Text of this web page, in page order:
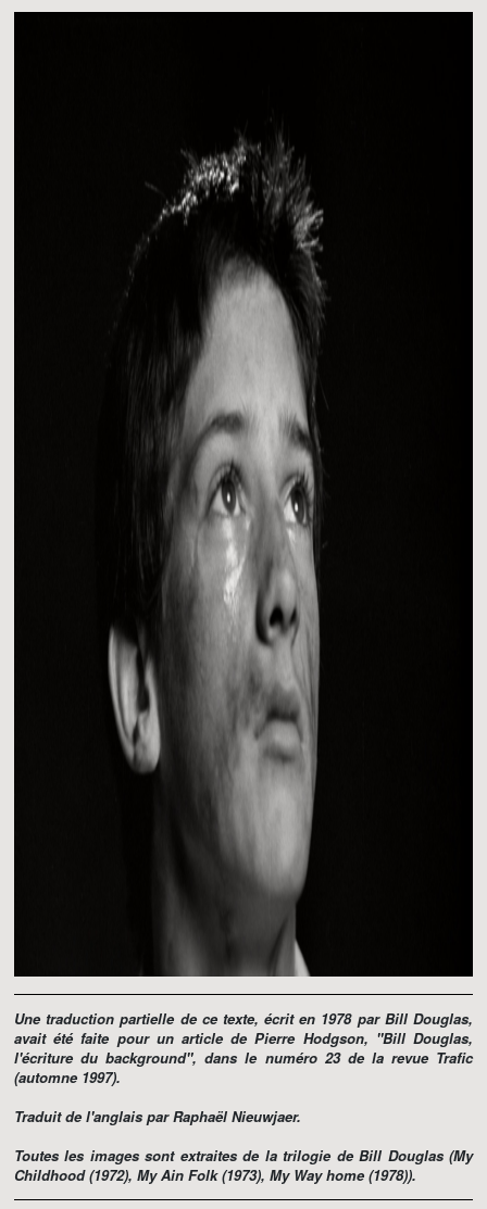
Une traduction partielle de ce texte, écrit en 1978 par Bill Douglas,
avait été faite pour un article de Pierre Hodgson, "Bill Douglas,
l'écriture du background", dans le numéro 23 de la revue Trafic
(automne 1997).
Traduit de l'anglais par Raphaël Nieuwjaer.
Toutes les images sont extraites de la trilogie de Bill Douglas (My
Childhood(1972), My Ain Folk(1973), My Way home (1978)).